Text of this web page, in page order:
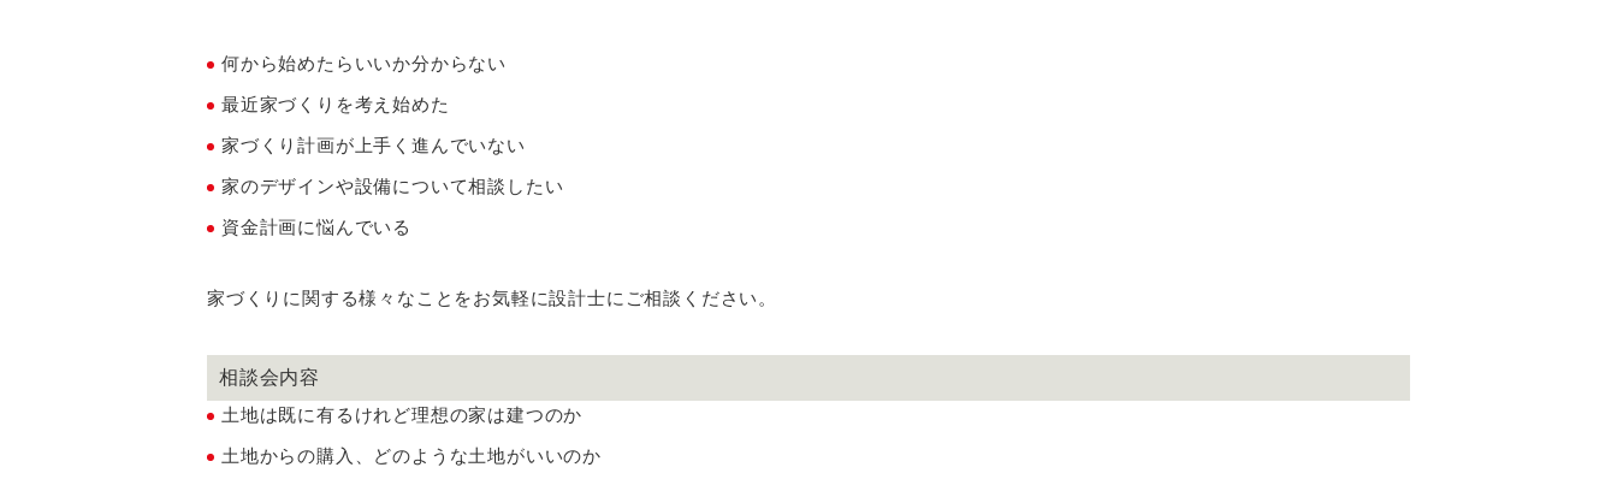
何から始めたらいいか分からない
最近家づくりを考え始めた
家づくり計画が上手く進んでいない
家のデザインや設備について相談したい
資金計画に悩んでいる
家づくりに関する様々なことをお気軽に設計士にご相談ください。
相談会内容
土地は既に有るけれど理想の家は建つのか
土地からの購入、どのような土地がいいのか